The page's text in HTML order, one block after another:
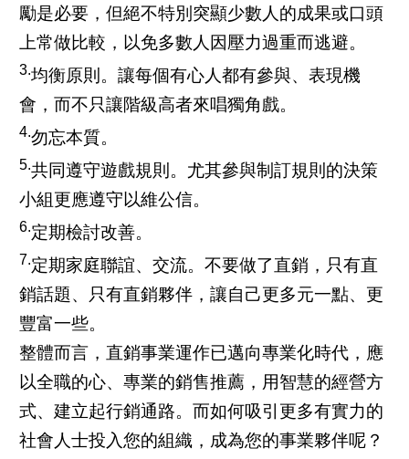
勵是必要，但絕不特別突顯少數人的成果或口頭
上常做比較，以免多數人因壓力過重而逃避。
3.均衡原則。讓每個有心人都有參與、表現機
會，而不只讓階級高者來唱獨角戲。
4.勿忘本質。
5.共同遵守遊戲規則。尤其參與制訂規則的決策
小組更應遵守以維公信。
6.定期檢討改善。
7.定期家庭聯誼、交流。不要做了直銷，只有直
銷話題、只有直銷夥伴，讓自己更多元一點、更
豐富一些。
整體而言，直銷事業運作已邁向專業化時代，應
以全職的心、專業的銷售推薦，用智慧的經營方
式、建立起行銷通路。而如何吸引更多有實力的
社會人士投入您的組織，成為您的事業夥伴呢？